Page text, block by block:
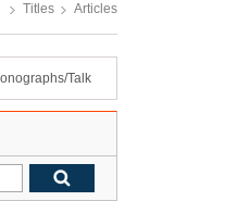
Titles Articles
Talk